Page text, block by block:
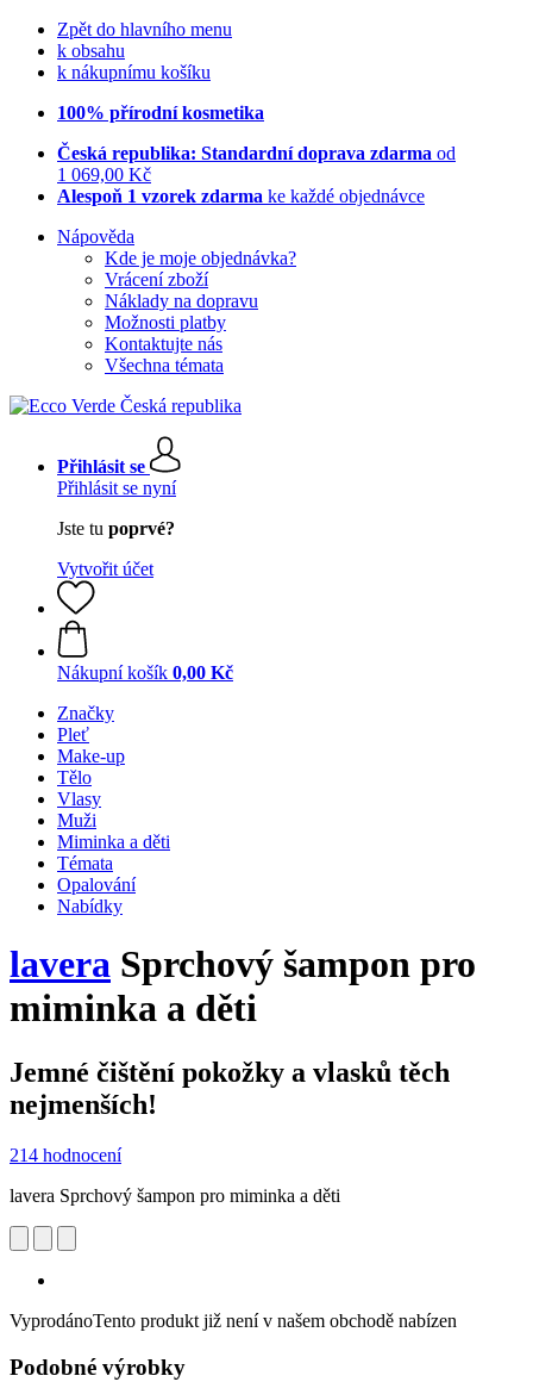
Zpět do hlavního menu
k obsahu
k nákupnímu košíku
100% přírodní kosmetika
Česká republika: Standardní doprava zdarma od
1 069,00 Kč
Alespoň 1 vzorek zdarma ke každé objednávce
Nápověda
Kde je moje objednávka?
Vrácení zboží
Náklady na dopravu
Možnosti platby
Kontaktujte nás
Všechna témata
Přihlásit se
Přihlásit se nyní
Jste tu poprvé?
Vytvořit účet
Nákupní košík 0,00 Kč
Značky
Pleť
Make-up
Tělo
Vlasy
Muži
Miminka a děti
Témata
Opalování
Nabídky
lavera Sprchový šampon pro
miminka a děti
Jemné čištění pokožky a vlasků těch
nejmenších!
214 hodnocení
lavera Sprchový šampon pro miminka a děti
VyprodánoTento produkt již není v našem obchodě nabízen
Podobné výrobky